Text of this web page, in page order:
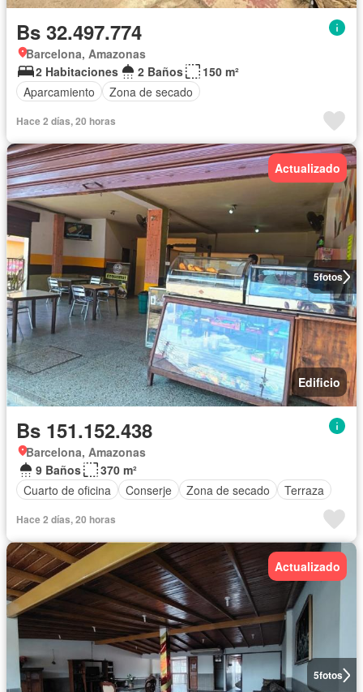
Bs 32.497.774
Barcelona, Amazonas
2 Habitaciones
2 Baños
150 m²
Aparcamiento
Zona de secado
Hace 2 días, 20 horas
5fotos
Actualizado
Edificio
Bs 151.152.438
Barcelona, Amazonas
9 Baños
370 m²
Cuarto de oficina
Conserje Zona de secado Terraza
Hace 2 días, 20 horas
5fotos
Actualizado